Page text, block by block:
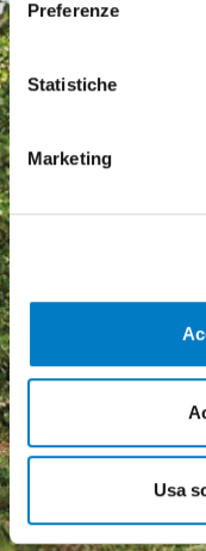
Preferenze
Statistiche
Marketing
Usa
weighs